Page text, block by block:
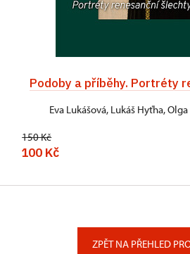
Podoby a příběhy. Portréty
Eva Lukášová, Lukáš Hyťha,
150 Kč
100 Kč
ZPĚT NA PŘEHLED